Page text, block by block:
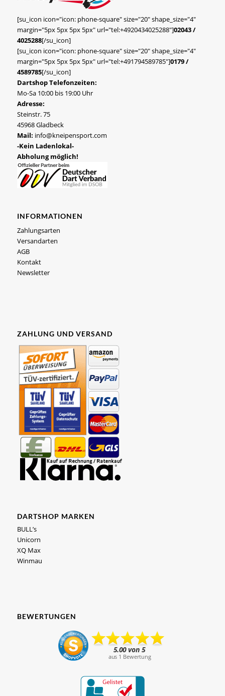
[su_icon icon="icon: phone-square" size="20" shape_size="4"
margin="5px 5px 5px 5px" url="tel:+4920434025288"]02043 /
4025288[/su_icon]
[su_icon icon="icon: phone-square" size="20" shape_size="4"
margin="5px 5px 5px 5px" url="tel:+491794589785"]0179 /
4589785[/su_icon]
Dartshop Telefonzeiten:
Mo-Sa 10:00 bis 19:00 Uhr
Adresse:
Steinstr. 75
45968 Gladbeck
Mail: info@kneipensport.com
-Kein Ladenlokal-
Abholung möglich!
INFORMATIONEN
Zahlungsarten
Versandarten
AGB
Kontakt
Newsletter
ZAHLUNG UND VERSAND
DARTSHOP MARKEN
BULL’s
Unicorn
XQ Max
Winmau
BEWERTUNGEN